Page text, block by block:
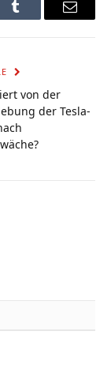
Tumblr Email
von der
der Tesla-